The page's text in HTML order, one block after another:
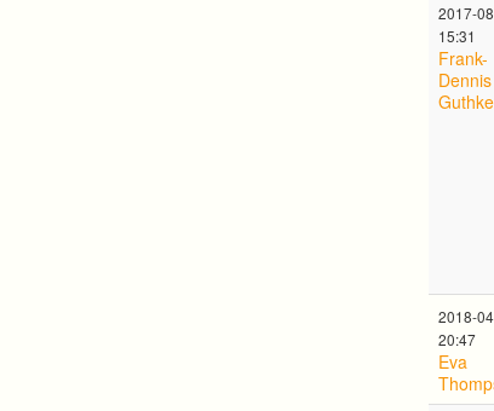
2017-
15:31
Frank-
Dennis
Guthke
2018-
20:47
Eva